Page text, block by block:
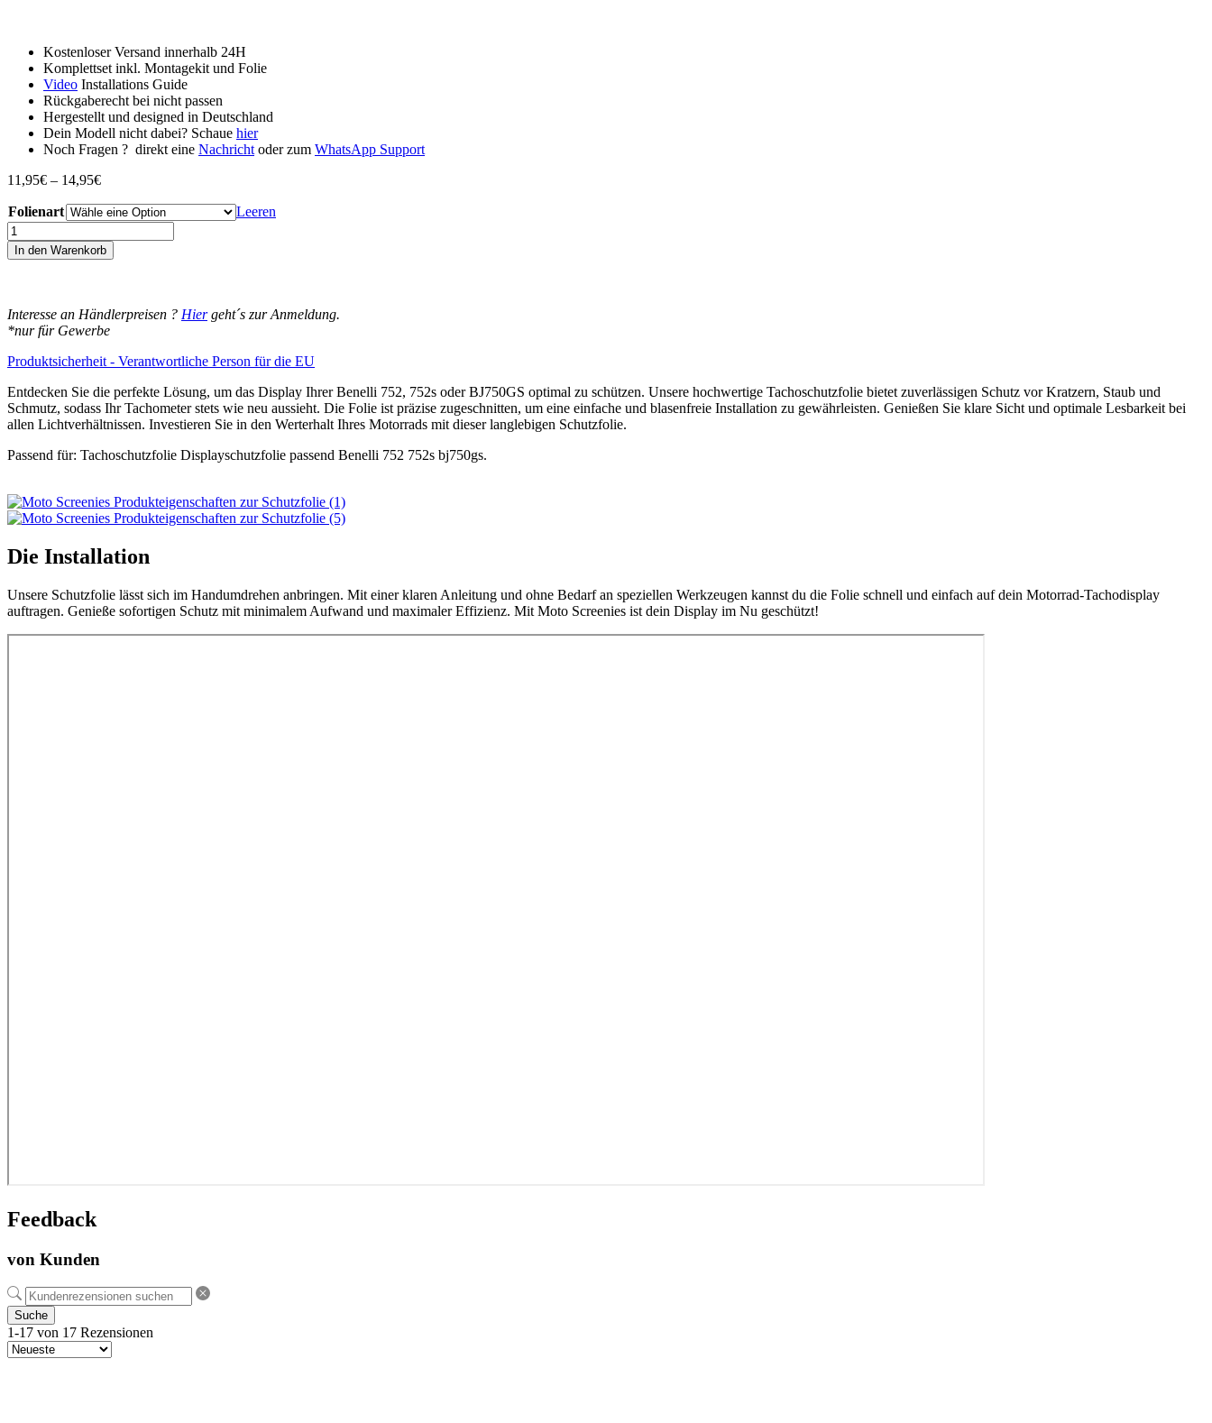
Kostenloser Versand innerhalb 24H
Komplettset inkl. Montagekit und Folie
Video Installations Guide
Rückgaberecht bei nicht passen
Hergestellt und designed in Deutschland
Dein Modell nicht dabei? Schaue hier
Noch Fragen ? direkt eine Nachricht oder zum WhatsApp Support
11,95€ – 14,95€Preisspanne:
bis
14,95€
Folienart
Leeren
Benelli
752
752s
Folie
Moto
Screenies
Tachoschutzfolie
Folie
Displayfolie
Made
Germany
In den Warenkorb
Interesse an Händlerpreisen ? Hiergeht´s zur Anmeldung.
*nur für Gewerbe
Produktsicherheit - Verantwortliche Person für die EU
Entdecken Sie die perfekte Lösung, um das Display Ihrer Benelli 752, 752s oder BJ750GS optimal zu schützen. Unsere hochwertige Tachoschutzfolie bietet zuverlässigen Schutz vor Kratzern, Staub und
Schmutz, sodass Ihr Tachometer stets wie neu aussieht. Die Folie ist präzise zugeschnitten, um eine einfache und blasenfreie Installation zu gewährleisten. Genießen Sie klare Sicht und optimale Lesbarkeit bei
allen Lichtverhältnissen. Investieren Sie in den Werterhalt Ihres Motorrads mit dieser langlebigen Schutzfolie.
Passend für: Tachoschutzfolie Displayschutzfolie passend Benelli 752 752s bj750gs.
Die Installation
Unsere Schutzfolie lässt sich im Handumdrehen anbringen. Mit einer klaren Anleitung und ohne Bedarf an speziellen Werkzeugen kannst du die Folie schnell und einfach auf dein Motorrad-Tachodisplay
auftragen. Genieße sofortigen Schutz mit minimalem Aufwand und maximaler Effizienz. Mit Moto Screenies ist dein Display im Nu geschützt!
Feedback
von Kunden
Suche
1-17 von 17 Rezensionen